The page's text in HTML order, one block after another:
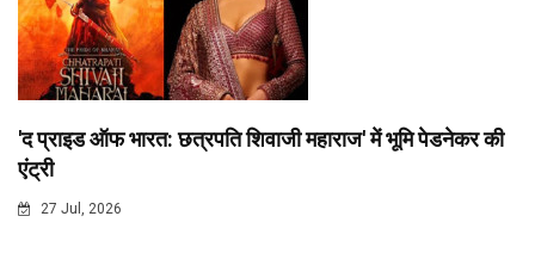
'द प्राइड ऑफ भारत: छत्रपति शिवाजी महाराज' में भूमि पेडनेकर की
एंट्री
27 Jul, 2026